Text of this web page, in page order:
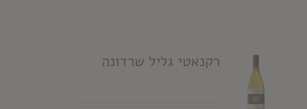
רקנאטי גליל שרדונה